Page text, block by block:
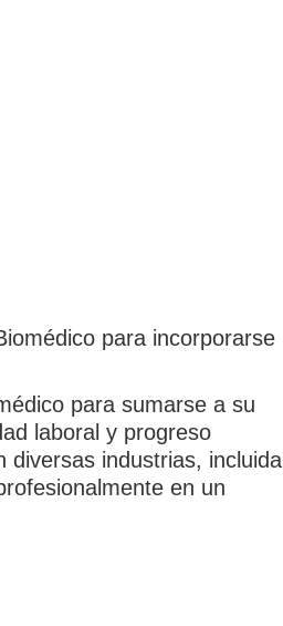
para incorporarse
para sumarse a su
laboral y progreso
diversas industrias, incluida
en un